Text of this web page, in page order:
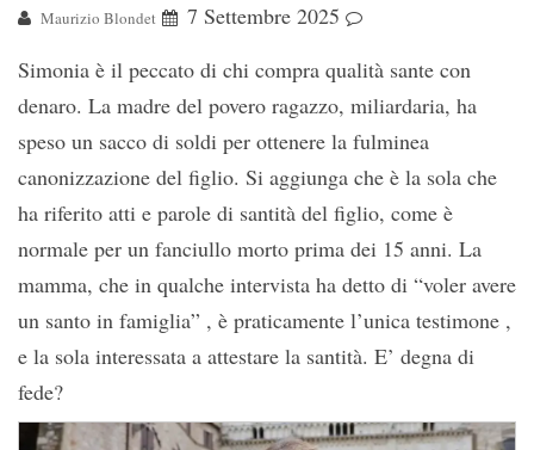
Maurizio Blondet
7 Settembre 2025
Simonia è il peccato di chi compra qualità sante con
denaro. La madre del povero ragazzo, miliardaria, ha
speso un sacco di soldi per ottenere la fulminea
canonizzazione del figlio. Si aggiunga che è la sola che
ha riferito atti e parole di santità del figlio, come è
normale per un fanciullo morto prima dei 15 anni. La
mamma, che in qualche intervista ha detto di “voler avere
un santo in famiglia” , è praticamente l’unica testimone ,
e la sola interessata a attestare la santità. E’ degna di
fede?